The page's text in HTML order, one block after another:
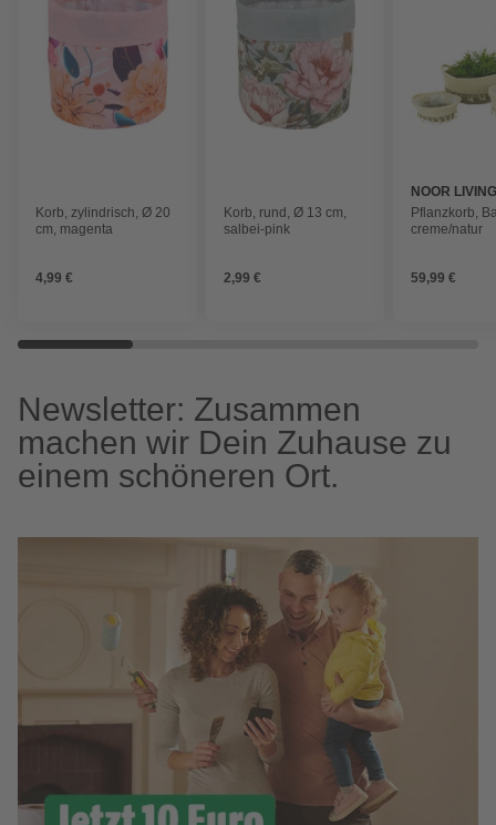
Korb, zylindrisch, Ø 20
cm, magenta
4,99 €
Korb, rund, Ø 13 cm,
salbei-pink
2,99 €
NOOR
Pflanzkorb,
creme/natur
59,99 €
Newsletter: Zusammen
machen wir Dein Zuhause zu
einem schöneren Ort.